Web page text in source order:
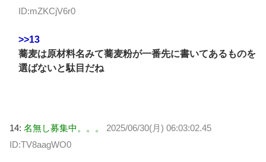
ID:mZKCjV6r0
>>13
蕎麦は原材料名みて蕎麦粉が一番先に書いてあるものを
選ばないと駄目だね
14: 名無し募集中。。。
2025/06/30(月) 06:03:02.45
ID:TV8aagWO0